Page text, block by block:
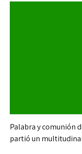
Palabra y comunión
partió un